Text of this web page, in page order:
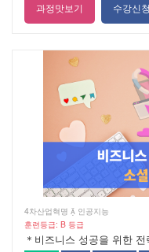
과정맛보기 수강신청
4차산업혁명  인공지능
훈련등급: B 등급
＊비즈니스 성공을 위한